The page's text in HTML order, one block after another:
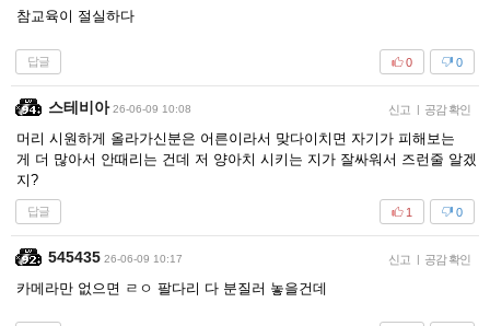
참교육이 절실하다
답글 0
0
스테비아 26-06-09 10:08 신고 | 공감 확인
머리 시원하게 올라가신분은 어른이라서 맞다이치면 자기가 피해보는
게 더 많아서 안때리는 건데 저 양아치 시키는 지가 잘싸워서 즈런줄 알겠
지?
답글 0
1
545435 26-06-09 10:17 신고 | 공감 확인
카메라만 없으면 ㄹㅇ 팔다리 다 분질러 놓을건데